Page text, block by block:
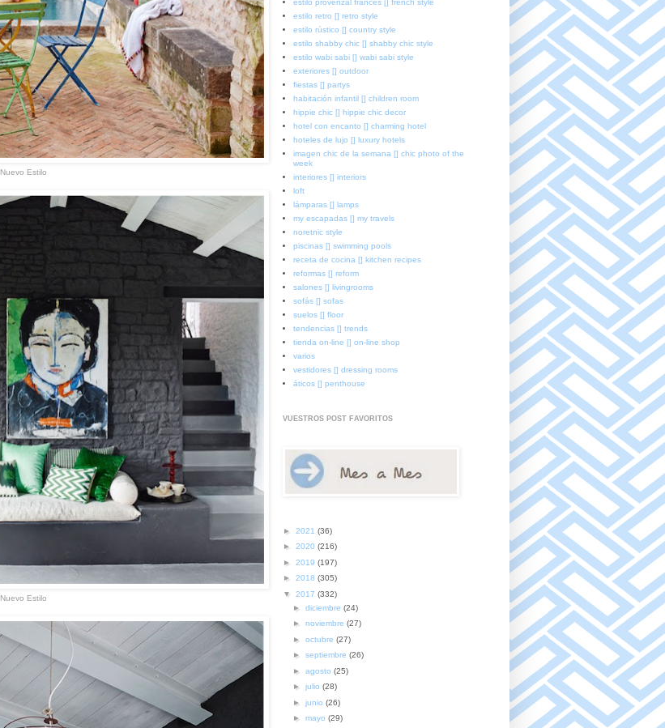
Nuevo Estilo
Nuevo Estilo
estilo retro [] retro style
estilo rústico [] country style
estilo shabby chic [] shabby chic style
estilo wabi sabi [] wabi sabi style
exteriores [] outdoor
fiestas [] partys
habitación infantil [] children room
hippie chic [] hippie chic decor
hotel con encanto [] charming hotel
hoteles de lujo [] luxury hotels
imagen chic de la semana [] chic photo of the
week
interiores [] interiors
loft
lámparas [] lamps
my escapadas [] my travels
noretnic style
piscinas [] swimming pools
receta de cocina [] kitchen recipes
reformas [] reform
salones [] livingrooms
sofás [] sofas
suelos [] floor
tendencias [] trends
tienda on-line [] on-line shop
varios
vestidores [] dressing rooms
áticos [] penthouse
VUESTROS POST FAVORITOS
► 2021 (36)
► 2020 (216)
► 2019 (197)
► 2018 (305)
▼ 2017 (332)
► diciembre (24)
► noviembre (27)
► octubre (27)
► septiembre (26)
► agosto (25)
► julio (28)
► junio (26)
► mayo (29)